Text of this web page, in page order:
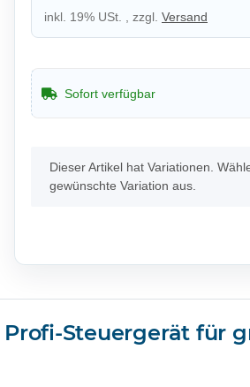
inkl. 19% USt. , zzgl. Versand
Sofort verfügbar
x
Dieser Artikel hat Variationen.
gewünschte Variation aus.
Profi-Steuergerät für